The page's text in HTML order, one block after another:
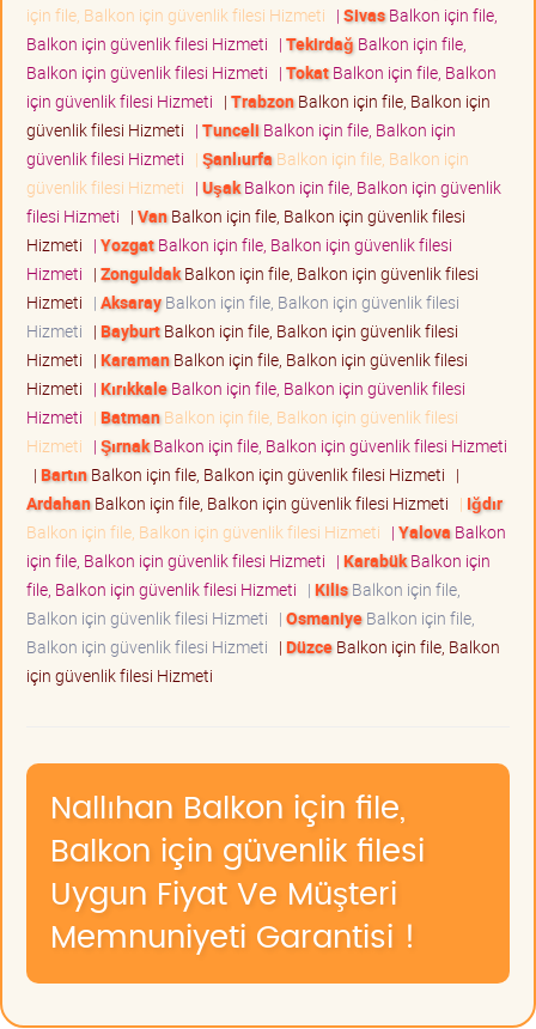
için file, Balkon için güvenlik filesi Hizmeti | SivasBalkon için file,
Balkon için güvenlik filesi Hizmeti | Tekirdağ Balkon için file,
Balkon için güvenlik filesi Hizmeti | TokatBalkon için file, Balkon
için güvenlik filesi Hizmeti | TrabzonBalkon için file, Balkon için
güvenlik filesi Hizmeti | Tunceli Balkon için file, Balkon için
güvenlik filesi Hizmeti | Şanlıurfa Balkon için file, Balkon için
güvenlik filesi Hizmeti | UşakBalkon için file, Balkon için güvenlik
filesi Hizmeti | VanBalkon için file, Balkon için güvenlik filesi
Hizmeti | YozgatBalkon için file, Balkon için güvenlik filesi
Hizmeti | ZonguldakBalkon için file, Balkon için güvenlik filesi
Hizmeti | AksarayBalkon için file, Balkon için güvenlik filesi
Hizmeti | BayburtBalkon için file, Balkon için güvenlik filesi
Hizmeti | KaramanBalkon için file, Balkon için güvenlik filesi
Hizmeti | KırıkkaleBalkon için file, Balkon için güvenlik filesi
Hizmeti | BatmanBalkon için file, Balkon için güvenlik filesi
Hizmeti | ŞırnakBalkon için file, Balkon için güvenlik filesi Hizmeti
| BartınBalkon için file, Balkon için güvenlik filesi Hizmeti |
ArdahanBalkon için file, Balkon için güvenlik filesi Hizmeti | Iğdır
Balkon için file, Balkon için güvenlik filesi Hizmeti | Yalova Balkon
için file, Balkon için güvenlik filesi Hizmeti | KarabükBalkon için
file, Balkon için güvenlik filesi Hizmeti | KilisBalkon için file,
Balkon için güvenlik filesi Hizmeti | OsmaniyeBalkon için file,
Balkon için güvenlik filesi Hizmeti | DüzceBalkon için file, Balkon
için güvenlik filesi Hizmeti
Nallıhan Balkon için file,
Balkon için güvenlik filesi
Uygun Fiyat Ve Müşteri
Memnuniyeti Garantisi !